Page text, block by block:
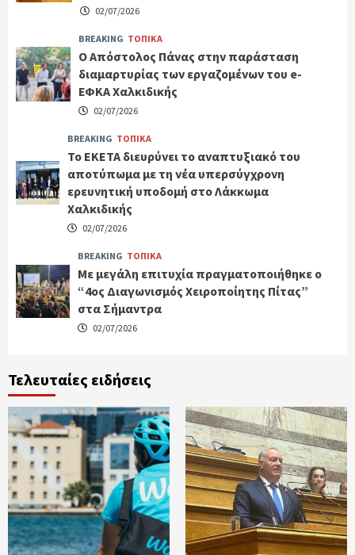
02/07/2026
BREAKING ΤΟΠΙΚΑ
Ο Απόστολος Πάνας στην παράσταση
διαμαρτυρίας των εργαζομένων του e-
ΕΦΚΑ Χαλκιδικής
02/07/2026
BREAKING ΤΟΠΙΚΑ
Το ΕΚΕΤΑ διευρύνει το αναπτυξιακό του
αποτύπωμα με τη νέα υπερσύγχρονη
ερευνητική υποδομή στο Λάκκωμα
Χαλκιδικής
02/07/2026
BREAKING ΤΟΠΙΚΑ
Με μεγάλη επιτυχία πραγματοποιήθηκε ο
“4ος Διαγωνισμός Χειροποίητης Πίτας”
στα Σήμαντρα
02/07/2026
Τελευταίες ειδήσεις